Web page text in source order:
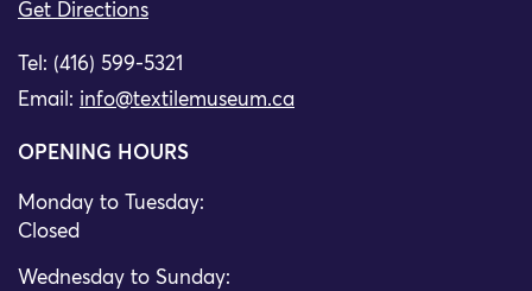
Get Directions
Tel: (416) 599-5321
Email: info@textilemuseum.ca
OPENING HOURS
Monday to Tuesday:
Closed
Wednesday to Sunday: